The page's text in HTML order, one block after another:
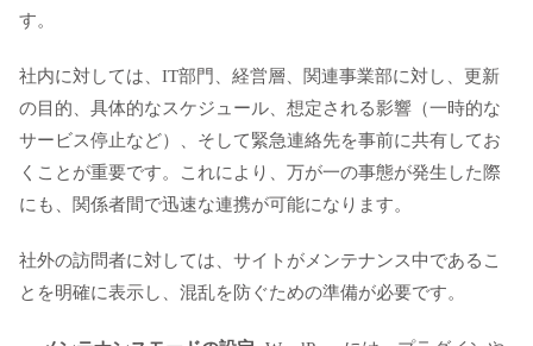
す。
社内に対しては、IT部門、経営層、関連事業部に対し、更新
の目的、具体的なスケジュール、想定される影響（一時的な
サービス停止など）、そして緊急連絡先を事前に共有してお
くことが重要です。これにより、万が一の事態が発生した際
にも、関係者間で迅速な連携が可能になります。
社外の訪問者に対しては、サイトがメンテナンス中であるこ
とを明確に表示し、混乱を防ぐための準備が必要です。